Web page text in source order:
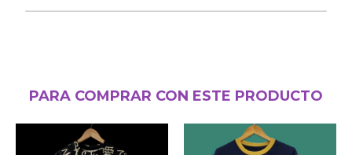
PARA COMPRAR CON ESTE PRODUCTO